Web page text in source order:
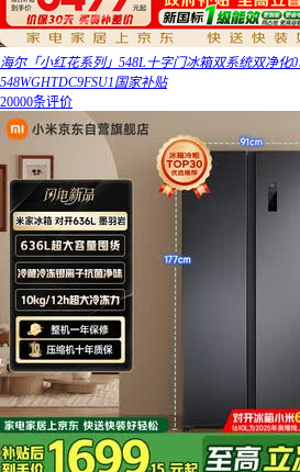
海尔「小红花系列」548L十字门冰箱双系统双净化
548WGHTDC9FSU1国家补贴
20000条评价